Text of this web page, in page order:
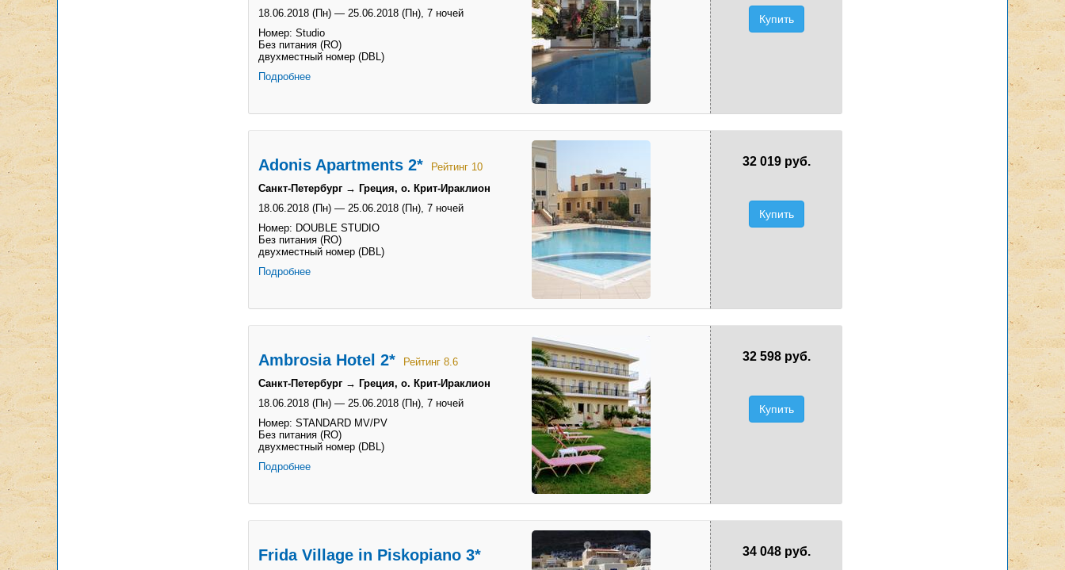
18.06.2018 (Пн) — 25.06.2018 (Пн), 7 ночей
Номер: Studio
Без питания (RO)
двухместный номер (DBL)
Подробнее
Купить
Adonis Apartments 2*
Рейтинг 10
Санкт-Петербург → Греция, о. Крит-Ираклион
18.06.2018 (Пн) — 25.06.2018 (Пн), 7 ночей
Номер: DOUBLE STUDIO
Без питания (RO)
двухместный номер (DBL)
Подробнее
32 019 руб.
Купить
Ambrosia Hotel 2*
Рейтинг 8.6
Санкт-Петербург → Греция, о. Крит-Ираклион
18.06.2018 (Пн) — 25.06.2018 (Пн), 7 ночей
Номер: STANDARD MV/PV
Без питания (RO)
двухместный номер (DBL)
Подробнее
32 598 руб.
Купить
Frida Village in Piskopiano 3* 34 048 руб.